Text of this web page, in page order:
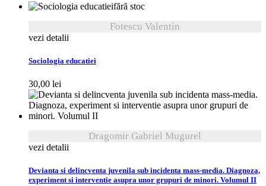
fără stoc
Fotescu Valentin
vezi detalii
Sociologia educatiei
30,00 lei
Dragomir Gabriel Mugurel
vezi detalii
Devianta si delincventa juvenila sub incidenta mass-media. Diagnoza,
experiment si interventie asupra unor grupuri de minori. Volumul II